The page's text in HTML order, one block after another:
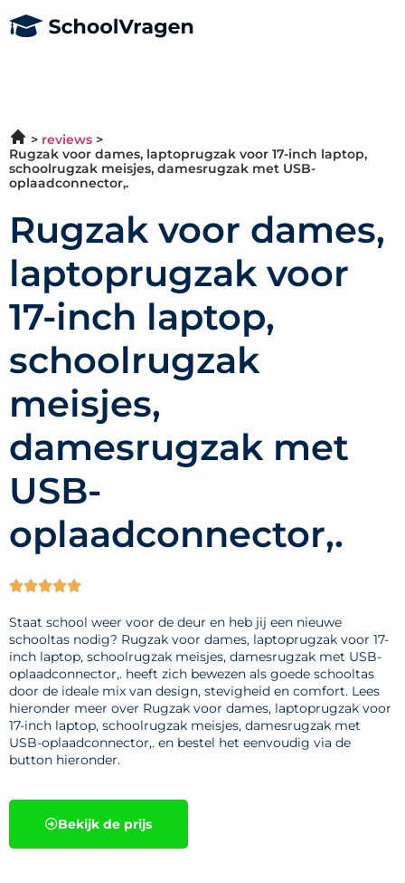
reviews
Rugzak voor dames, laptoprugzak voor 17-inch laptop,
schoolrugzak meisjes, damesrugzak met USB-
oplaadconnector,.
Rugzak voor dames,
laptoprugzak voor
17-inch laptop,
schoolrugzak
meisjes,
damesrugzak met
USB-
oplaadconnector,.

Staat school weer voor de deur en heb jij een nieuwe
schooltas nodig? Rugzak voor dames, laptoprugzak voor 17-
inch laptop, schoolrugzak meisjes, damesrugzak met USB-
oplaadconnector,. heeft zich bewezen als goede schooltas
door de ideale mix van design, stevigheid en comfort. Lees
hieronder meer over Rugzak voor dames, laptoprugzak voor
17-inch laptop, schoolrugzak meisjes, damesrugzak met
USB-oplaadconnector,. en bestel het eenvoudig via de
button hieronder.
Bekijk de prijs